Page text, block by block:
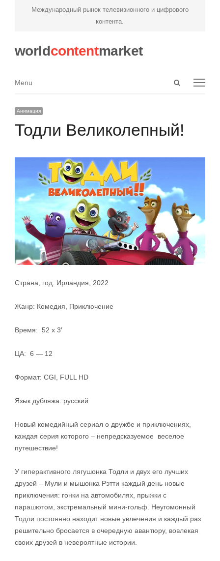
Международный рынок телевизионного и цифрового
контента.
worldcontentmarket
Open
Menu
Menu
Анимация
Тодли Великолепный!
Страна, год: Ирландия, 2022
Жанр: Комедия, Приключение
Время: 52 x 3′
ЦА: 6 — 12
Формат: CGI, FULL HD
Язык дубляжа: русский
Новый комедийный сериал о дружбе и приключениях,
каждая серия которого – непредсказуемое веселое
путешествие!
У гиперактивного лягушонка Тодли и двух его лучших
друзей – Мули и мышонка Рэтти каждый день новые
приключения: гонки на автомобилях, прыжки с
парашютом, экстремальный мини-гольф. Неугомонный
Тодли постоянно находит новые увлечения и каждый раз
решительно бросается в очередную авантюру, вовлекая
своих друзей в невероятные истории.